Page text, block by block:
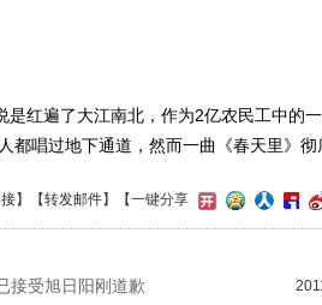
红遍了大江南北，作为2亿农民工中的
都唱过地下通道，然而一曲《春天里》
】【转发邮件】 【一键分享
接受旭日阳刚道歉